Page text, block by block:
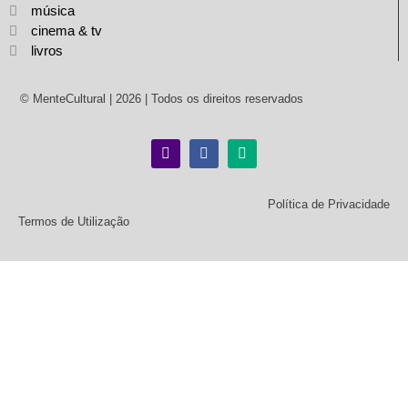
música
cinema & tv
livros
© MenteCultural | 2026 | Todos os direitos reservados
Política de Privacidade
Termos de Utilização